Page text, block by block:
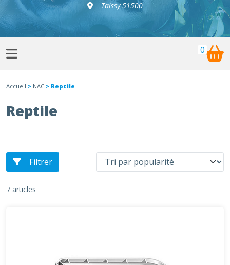
Taissy 51500
0
Accueil > NAC > Reptile
Reptile
Filtrer
7 articles